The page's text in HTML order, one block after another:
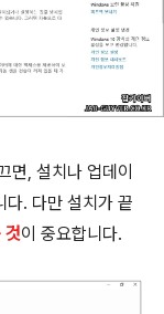
면, 설치나 업데이
다. 다만 설치가 끝
것이 중요합니다.